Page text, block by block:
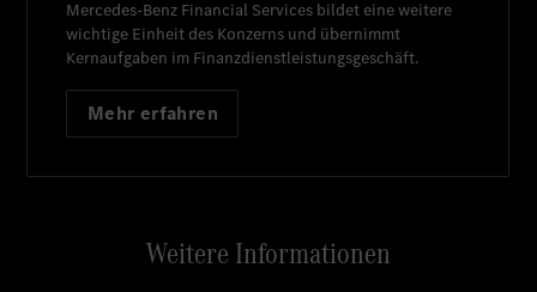
Mercedes-Benz Financial Services bildet eine weitere
wichtige Einheit des Konzerns und übernimmt
Kernaufgaben im Finanzdienstleistungsgeschäft.
Mehr erfahren
Weitere Informationen